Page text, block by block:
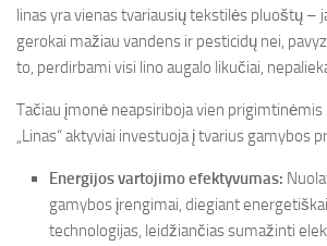
linas yra vienas tvariausių tekstilės pluoštų –
gerokai mažiau vandens ir pesticidų nei,
to, perdirbami visi lino augalo likučiai,
Tačiau įmonė neapsiriboja vien prigimtinėmis
„Linas“ aktyviai investuoja į tvarius gamybos
Energijos vartojimo efektyvumas:
gamybos įrengimai, diegiant
technologijas, leidžiančias sumažinti